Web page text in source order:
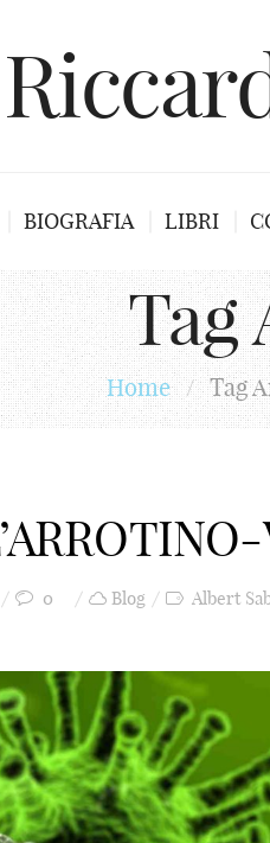
BIOGRAFIA LIBRI
Tag
Home / Tag
0 Blog Albert